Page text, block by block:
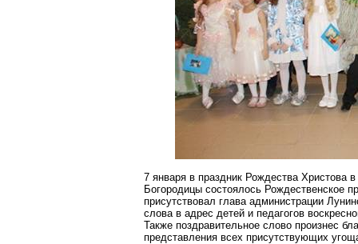
7 января в праздник Рождества Христова
Богородицы состоялось Рождественское
присутствовал глава администрации
слова в адрес детей и педагогов
Также поздравительное слово произнес
представления всех присутствующих